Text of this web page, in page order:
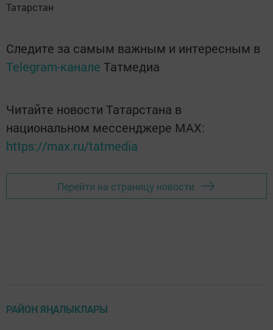
Татарстан
Следите за самым важным и интересным в
Telegram-канале Татмедиа
Читайте новости Татарстана в
национальном мессенджере MАХ:
https://max.ru/tatmedia
Перейти на страницу новости
РАЙОН ЯҢАЛЫКЛАРЫ